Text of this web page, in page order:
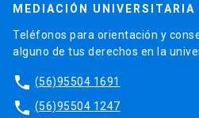
MEDIACIÓN UNIVERSITARIA
Teléfonos para orientación y
alguno de tus derechos en la
phone (56)95504 1691
phone (56)95504 1247